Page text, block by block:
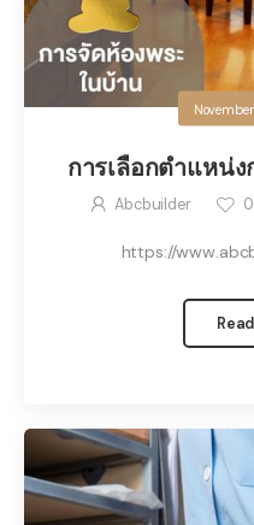
การเลือกตำแหน่
Abcbuilder 0
https://